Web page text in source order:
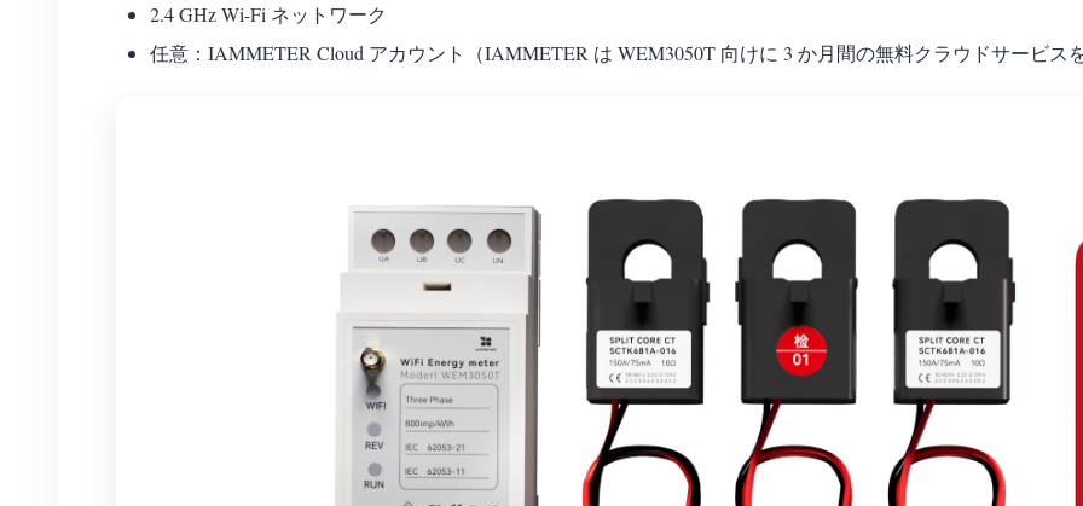
2.4 GHz Wi-Fi ネットワーク
任意：IAMMETER Cloud アカウント（IAMMETER は WEM3050T 向けに 3 か月間の無料クラウドサービス